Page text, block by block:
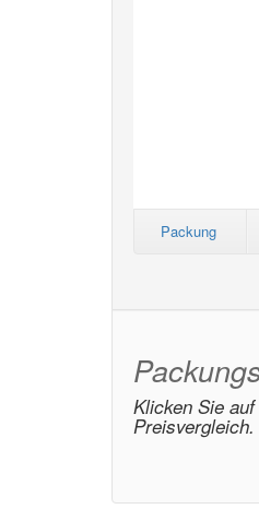
Packung
Klicken Sie
Preisvergleich.